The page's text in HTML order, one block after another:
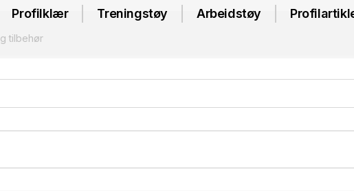
Profilklær Treningstøy Arbeidstøy
tilbehør